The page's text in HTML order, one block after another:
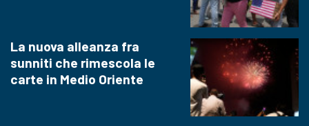
La nuova alleanza fra
sunniti che rimescola le
carte in Medio Oriente